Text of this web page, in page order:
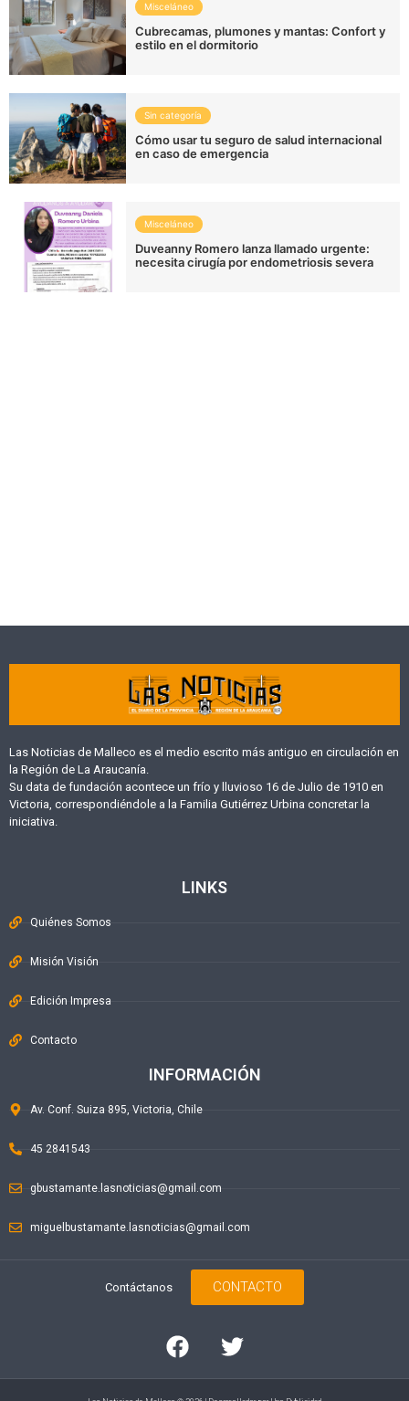
Misceláneo
Cubrecamas, plumones y mantas: Confort y
estilo en el dormitorio
Sin categoría
Cómo usar tu seguro de salud internacional
en caso de emergencia
Misceláneo
Duveanny Romero lanza llamado urgente:
necesita cirugía por endometriosis severa
Las Noticias de Malleco es el medio escrito más antiguo en circulación en
la Región de La Araucanía.
Su data de fundación acontece un frío y lluvioso 16 de Julio de 1910 en
Victoria, correspondiéndole a la Familia Gutiérrez Urbina concretar la
iniciativa.
LINKS
Quiénes Somos
Misión Visión
Edición Impresa
Contacto
INFORMACIÓN
Av. Conf. Suiza 895, Victoria, Chile
45 2841543
gbustamante.lasnoticias@gmail.com
miguelbustamante.lasnoticias@gmail.com
Contáctanos CONTACTO